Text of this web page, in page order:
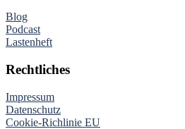
Blog
Podcast
Lastenheft
Rechtliches
Impressum
Datenschutz
Cookie-Richlinie EU